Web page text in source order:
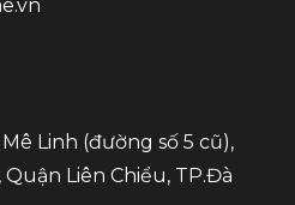
Linh (đường số 5 cũ),
Liên Chiểu, TP.Đà